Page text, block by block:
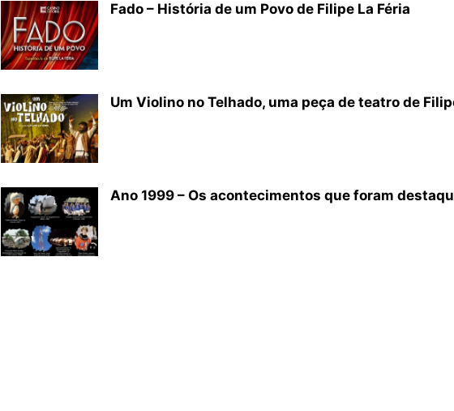
Fado – História de um Povo de Filipe La Féria
Um Violino no Telhado, uma peça de teatro de
Ano 1999 – Os acontecimentos que foram